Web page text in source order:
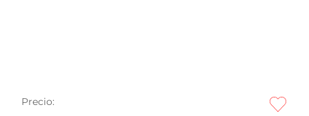
Precio: